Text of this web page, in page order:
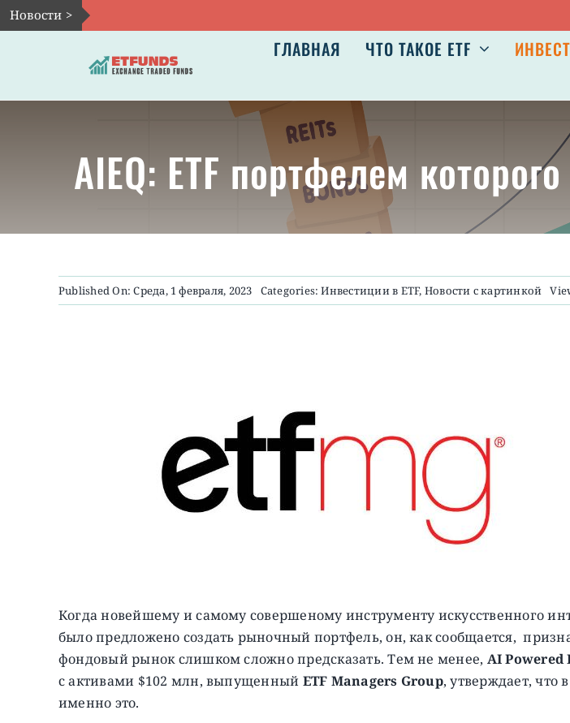
Skip
to
Новости >
ГЛАВНАЯ ЧТО ТАКОЕ ETF
AIEQ: ETF портфелем
Published On: Среда, 1 февраля, 2023 Categories:Инвестиции в ETF, Новости с картинкой
Когда новейшему и самому совершеному инструменту искусственного
было предложено создать рыночный портфель, он, как сообщается,
фондовый рынок слишком сложно предсказать. Тем не менее, AI Powered
с активами $102 млн, выпущенный ETF Managers Group, утверждает, что
именно это.